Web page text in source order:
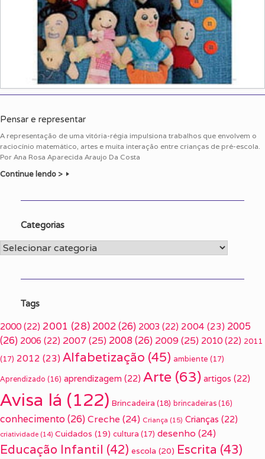
Pensar e representar
A representação de uma vitória-régia impulsiona trabalhos que envolvem o
raciocínio matemático, artes e muita interação entre crianças de pré-escola.
Por Ana Rosa Aparecida Araujo Da Costa
Continue lendo >
Categorias
Categorias
Tags
2000 (22) 2001 (28) 2002(26) 2003 (22) 2004 (23) 2005
(26) 2006 (22) 2007 (25) 2008(26) 2009(25) 2010 (22) 2011
(17) 2012 (23) Alfabetização (45) ambiente (17)
Aprendizado (16) aprendizagem (22) Arte (63) artigos (22)
Avisa lá (122) Brincadeira (18) brincadeiras (16)
conhecimento(26) Creche (24) Criança (15) Crianças (22)
criatividade (14) Cuidados (19) cultura (17) desenho (24)
Educação Infantil (42) escola (20) Escrita (43)